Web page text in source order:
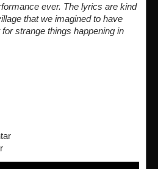
ever. The lyrics are kind
that we imagined to have
strange things happening in